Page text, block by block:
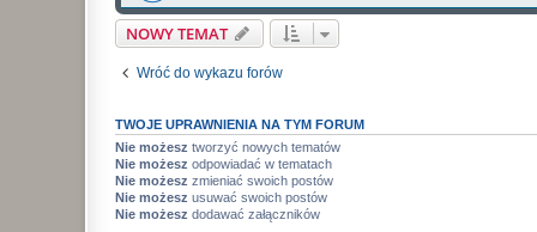
NOWY TEMAT
Wróć do wykazu forów
TWOJE UPRAWNIENIA NA TYM FORUM
Nie możesz tworzyć nowych tematów
Nie możesz odpowiadać w tematach
Nie możesz zmieniać swoich postów
Nie możesz usuwać swoich postów
Nie możesz dodawać załączników